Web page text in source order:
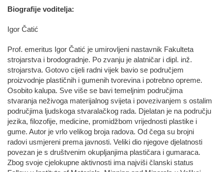
Biografije voditelja:
Igor Čatić
Prof. emeritus Igor Čatić je umirovljeni nastavnik Fakulteta
strojarstva i brodogradnje. Po zvanju je alatničar i dipl. inž.
strojarstva. Gotovo cijeli radni vijek bavio se područjem
proizvodnje plastičnih i gumenih tvorevina i potrebno opreme.
Osobito kalupa. Sve više se bavi temeljnim područjima
stvaranja neživoga materijalnog svijeta i povezivanjem s ostalim
područjima ljudskoga stvaralačkog rada. Djelatan je na području
jezika, filozofije, medicine, promidžbom vrijednosti plastike i
gume. Autor je vrlo velikog broja radova. Od čega su brojni
radovi usmjereni prema javnosti. Veliki dio njegove djelatnosti
povezan je s društvenim okupljanjima plastičara i gumaraca.
Zbog svoje cjelokupne aktivnosti ima najviši članski status